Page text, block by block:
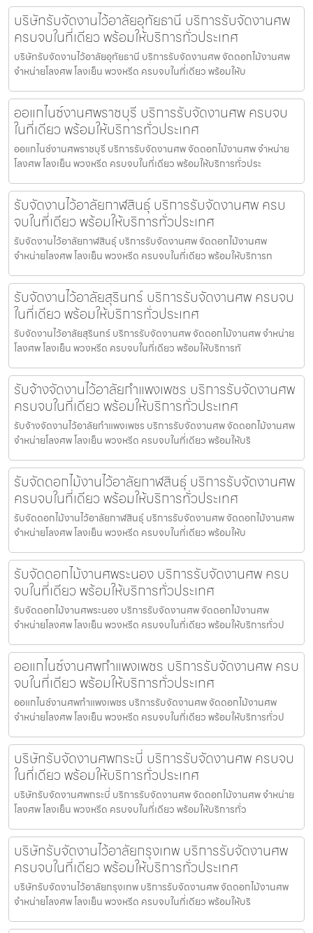
บริษัทรับจัดงานไว้อาลัยอุทัยธานี บริการรับจัดงานศพ
ครบจบในที่เดียว พร้อมให้บริการทั่วประเทศ
บริษัทรับจัดงานไว้อาลัยอุทัยธานี บริการรับจัดงานศพ จัดดอกไม้งานศพ
จำหน่ายโลงศพ โลงเย็น พวงหรีด ครบจบในที่เดียว พร้อมให้บ
ออแกไนซ์งานศพราชบุรี บริการรับจัดงานศพ ครบจบ
ในที่เดียว พร้อมให้บริการทั่วประเทศ
ออแกไนซ์งานศพราชบุรี บริการรับจัดงานศพ จัดดอกไม้งานศพ จำหน่าย
โลงศพ โลงเย็น พวงหรีด ครบจบในที่เดียว พร้อมให้บริการทั่วประ
รับจัดงานไว้อาลัยกาฬสินธุ์ บริการรับจัดงานศพ ครบ
จบในที่เดียว พร้อมให้บริการทั่วประเทศ
รับจัดงานไว้อาลัยกาฬสินธุ์ บริการรับจัดงานศพ จัดดอกไม้งานศพ
จำหน่ายโลงศพ โลงเย็น พวงหรีด ครบจบในที่เดียว พร้อมให้บริการท
รับจัดงานไว้อาลัยสุรินทร์ บริการรับจัดงานศพ ครบจบ
ในที่เดียว พร้อมให้บริการทั่วประเทศ
รับจัดงานไว้อาลัยสุรินทร์ บริการรับจัดงานศพ จัดดอกไม้งานศพ จำหน่าย
โลงศพ โลงเย็น พวงหรีด ครบจบในที่เดียว พร้อมให้บริการทั
รับจ้างจัดงานไว้อาลัยกำแพงเพชร บริการรับจัดงานศพ
ครบจบในที่เดียว พร้อมให้บริการทั่วประเทศ
รับจ้างจัดงานไว้อาลัยกำแพงเพชร บริการรับจัดงานศพ จัดดอกไม้งานศพ
จำหน่ายโลงศพ โลงเย็น พวงหรีด ครบจบในที่เดียว พร้อมให้บริ
รับจัดดอกไม้งานไว้อาลัยกาฬสินธุ์ บริการรับจัดงานศพ
ครบจบในที่เดียว พร้อมให้บริการทั่วประเทศ
รับจัดดอกไม้งานไว้อาลัยกาฬสินธุ์ บริการรับจัดงานศพ จัดดอกไม้งานศพ
จำหน่ายโลงศพ โลงเย็น พวงหรีด ครบจบในที่เดียว พร้อมให้บ
รับจัดดอกไม้งานศพระนอง บริการรับจัดงานศพ ครบ
จบในที่เดียว พร้อมให้บริการทั่วประเทศ
รับจัดดอกไม้งานศพระนอง บริการรับจัดงานศพ จัดดอกไม้งานศพ
จำหน่ายโลงศพ โลงเย็น พวงหรีด ครบจบในที่เดียว พร้อมให้บริการทั่วป
ออแกไนซ์งานศพกำแพงเพชร บริการรับจัดงานศพ ครบ
จบในที่เดียว พร้อมให้บริการทั่วประเทศ
ออแกไนซ์งานศพกำแพงเพชร บริการรับจัดงานศพ จัดดอกไม้งานศพ
จำหน่ายโลงศพ โลงเย็น พวงหรีด ครบจบในที่เดียว พร้อมให้บริการทั่วป
บริษัทรับจัดงานศพกระบี่ บริการรับจัดงานศพ ครบจบ
ในที่เดียว พร้อมให้บริการทั่วประเทศ
บริษัทรับจัดงานศพกระบี่ บริการรับจัดงานศพ จัดดอกไม้งานศพ จำหน่าย
โลงศพ โลงเย็น พวงหรีด ครบจบในที่เดียว พร้อมให้บริการทั่ว
บริษัทรับจัดงานไว้อาลัยกรุงเทพ บริการรับจัดงานศพ
ครบจบในที่เดียว พร้อมให้บริการทั่วประเทศ
บริษัทรับจัดงานไว้อาลัยกรุงเทพ บริการรับจัดงานศพ จัดดอกไม้งานศพ
จำหน่ายโลงศพ โลงเย็น พวงหรีด ครบจบในที่เดียว พร้อมให้บริ